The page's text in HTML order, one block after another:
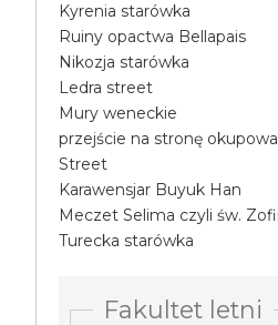
Kyrenia starówka
Ruiny opactwa Bellapais
Nikozja starówka
Ledra street
Mury weneckie
przejście na stronę
Street
Karawensjar Buyuk Han
Meczet Selima czyli św.
Turecka starówka
Fakultet letni